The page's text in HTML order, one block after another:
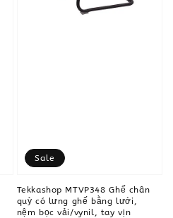
Sale
Tekkashop MTVP348 Ghế chân
quỳ có lưng ghế bằng lưới,
nệm bọc vải/vynil, tay vịn